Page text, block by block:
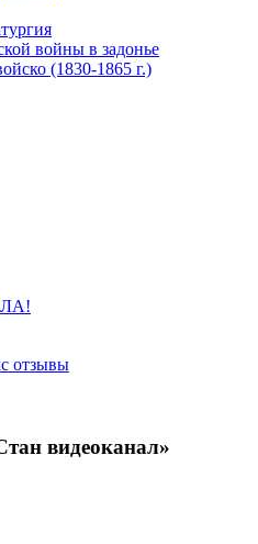
войны в задонье
(1830-1865 г.)
видеоканал»